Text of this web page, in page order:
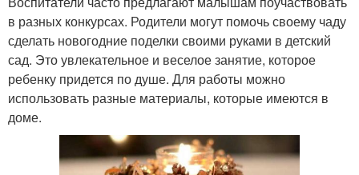
в разных конкурсах. Родители могут помочь своему чаду
сделать новогодние поделки своими руками в детский
сад. Это увлекательное и веселое занятие, которое
ребенку придется по душе. Для работы можно
использовать разные материалы, которые имеются в
доме.